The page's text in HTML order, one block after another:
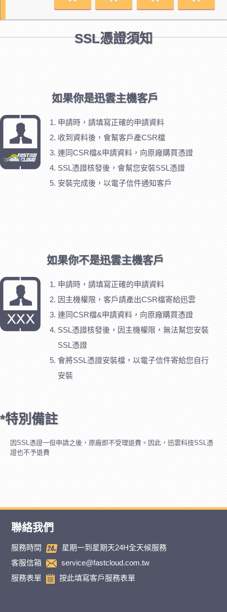
SSL憑證須知
如果你是迅雲主機客戶
申請時，請填寫正確的申請資料
收到資料後，會幫客戶產CSR檔
連同CSR檔&申請資料，向原廠購買憑證
SSL憑證核發後，會幫您安裝SSL憑證
安裝完成後，以電子信件通知客戶
如果你不是迅雲主機客戶
申請時，請填寫正確的申請資料
因主機權限，客戶請產出CSR檔寄給迅雲
連同CSR檔&申請資料，向原廠購買憑證
SSL憑證核發後，因主機權限，無法幫您安裝
SSL憑證
會將SSL憑證安裝檔，以電子信件寄給您自行
安裝
*特別備註
因SSL憑證一但申請之後，原廠即不受理退費。因此，迅雲科技SSL憑
證也不予退費
聯絡我們
服務時間
星期一到星期天24H全天候服務
客服信箱
service@fastcloud.com.tw
服務表單
按此填寫客戶服務表單